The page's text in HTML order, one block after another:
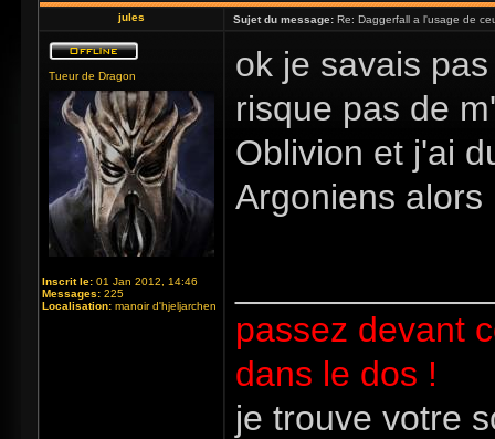
jules Sujet du message: Re: Daggerfall a l'usage de
Tueur de Dragon
Inscrit le: 01 Jan 2012, 14:46
Messages: 225
Localisation: manoir d'hjeljarchen
ok je savais
risque pas de
Oblivion et j'ai
Argoniens
passez devant
dans le dos !
je trouve votre